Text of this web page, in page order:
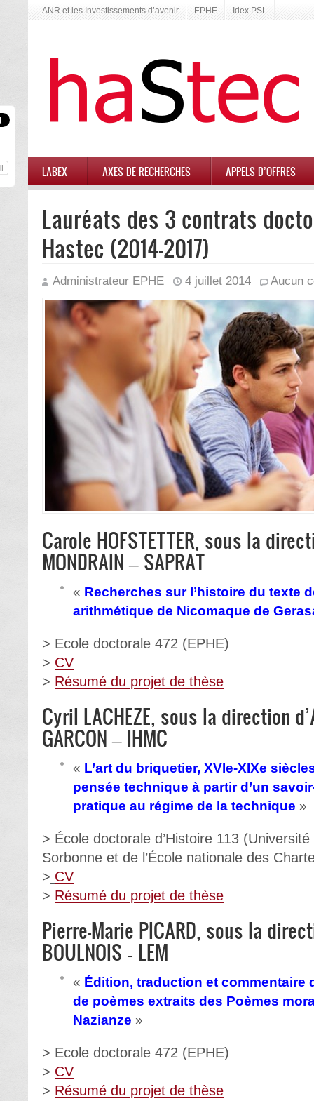
ANR et les Investissements d’avenir EPHE Idex PSL
LABEX AXES DE RECHERCHES APPELS D’OFFRES
Lauréats des 3 contrats
Hastec (2014-2017)
Administrateur EPHE 4 juillet 2014 Aucun
Carole HOFSTETTER, sous la
MONDRAIN – SAPRAT
« Recherches sur l’histoire du texte
arithmétique de Nicomaque de
> Ecole doctorale 472 (EPHE)
> CV
> Résumé du projet de thèse
Cyril LACHEZE, sous la direction
GARCON – IHMC
« L’art du briquetier, XVIe-XIXe
pensée technique à partir d’un
pratique au régime de la technique »
> École doctorale d’Histoire 113
Sorbonne et de l’École nationale des
> CV
> Résumé du projet de thèse
Pierre-Marie PICARD, sous la
BOULNOIS ‐ LEM
« Édition, traduction et commentaire
de poèmes extraits des Poèmes
Nazianze »
> Ecole doctorale 472 (EPHE)
> CV
> Résumé du projet de thèse